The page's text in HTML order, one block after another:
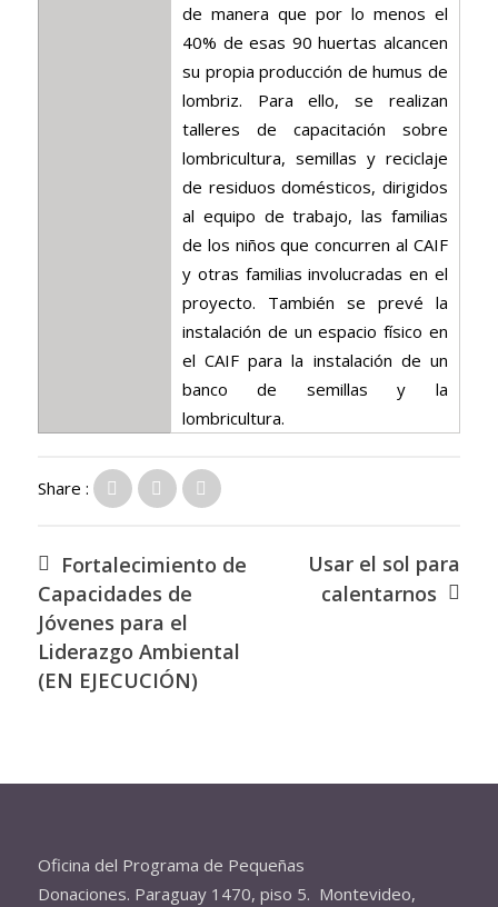
de manera que por lo menos el
40% de esas 90 huertas alcancen
su propia producción de humus de
lombriz. Para ello, se realizan
talleres de capacitación sobre
lombricultura, semillas y reciclaje
de residuos domésticos, dirigidos
al equipo de trabajo, las familias
de los niños que concurren al CAIF
y otras familias involucradas en el
proyecto. También se prevé la
instalación de un espacio físico en
el CAIF para la instalación de un
banco de semillas y la
lombricultura.
Share :
Fortalecimiento de
Capacidades de
Jóvenes para el
Liderazgo Ambiental
(EN EJECUCIÓN)
Usar el sol para
calentarnos
Oficina del Programa de Pequeñas
Donaciones. Paraguay 1470, piso 5. Montevideo,